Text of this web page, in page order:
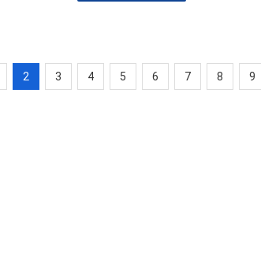
2 3 4 5 6 7 8 9